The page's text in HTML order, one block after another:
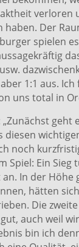
verloren
haben. Der
spielen
1:1 aus. Ich
uns total in
„Zunächst geht
diesen
noch
Spiel: Ein
In der Höhe
hätten
Die
auch weil
bin ich